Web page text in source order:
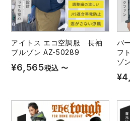
防寒
カジュアル
弘進ゴム 藤
福山ゴム工業 ビ
アイトス エコ空調服 長袖
ブルゾン AZ-50289
¥6,565税込 〜
バ
フ
ゾ
¥